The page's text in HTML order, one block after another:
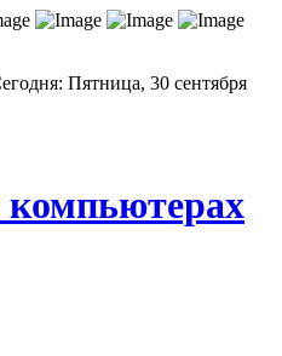
Пятница, 30 сентября